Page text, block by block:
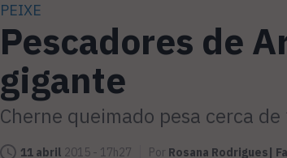
PEIXE
Pescadores de
gigante
Cherne queimado pesa cerca
11 abril 2015 - 17h27 Por Rosana Rodrigues|